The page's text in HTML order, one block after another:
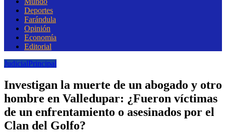
Deportes
Farándula
Opinión
Economía
Editorial
JudicialPrincipal
Investigan la muerte de un abogado y otro
hombre en Valledupar: ¿Fueron víctimas
de un enfrentamiento o asesinados por el
Clan del Golfo?